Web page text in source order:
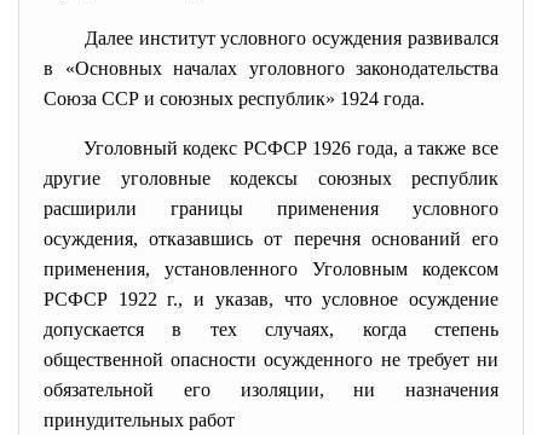
Далее институт условного осуждения развивался
в «Основных началах уголовного законодательства
Союза ССР и союзных республик» 1924 года.
Уголовный кодекс РСФСР 1926 года, а также все
другие уголовные кодексы союзных республик
расширили границы применения условного
осуждения, отказавшись от перечня оснований его
применения, установленного Уголовным кодексом
РСФСР 1922 г., и указав, что условное осуждение
допускается в тех случаях, когда степень
общественной опасности осужденного не требует ни
обязательной его изоляции, ни назначения
принудительных работ